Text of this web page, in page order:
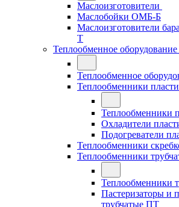
Маслоизготовители
Маслобойки ОМБ-Б
Маслоизготовители
Т
Теплообменное оборудование
Теплообменное
Теплообменники
Теплообменники
Охладители
Подогреватели
Теплообменники
Теплообменники
Теплообменники
Пастеризаторы и
трубчатые ПТ